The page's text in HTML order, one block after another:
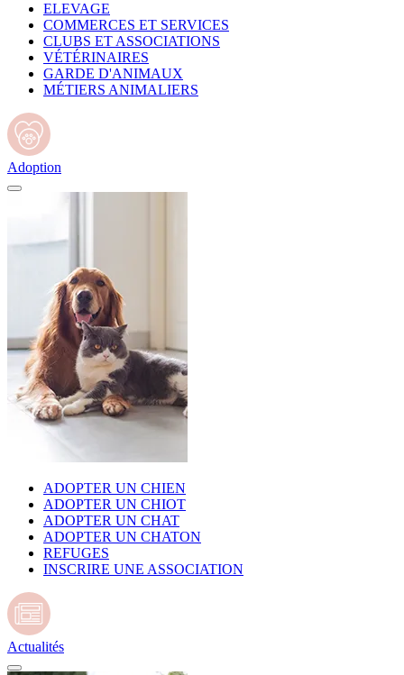
ELEVAGE
COMMERCES ET SERVICES
CLUBS ET ASSOCIATIONS
VÉTÉRINAIRES
GARDE D'ANIMAUX
MÉTIERS ANIMALIERS
Adoption
ADOPTER UN CHIEN
ADOPTER UN CHIOT
ADOPTER UN CHAT
ADOPTER UN CHATON
REFUGES
INSCRIRE UNE ASSOCIATION
Actualités